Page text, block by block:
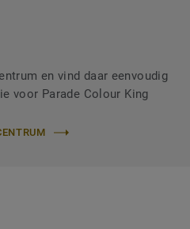
en vind daar eenvoudig
voor Parade Colour King